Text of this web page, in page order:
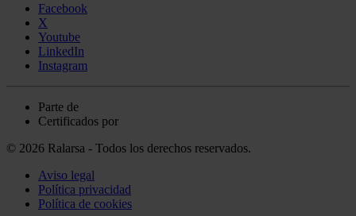
Facebook
X
Youtube
LinkedIn
Instagram
Parte de
Certificados por
© 2026 Ralarsa - Todos los derechos reservados.
Aviso legal
Política privacidad
Política de cookies